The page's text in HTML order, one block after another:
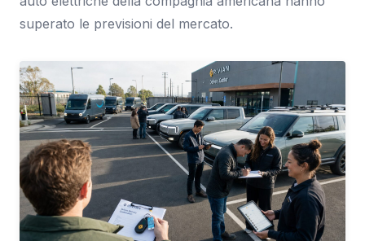
superato le previsioni del mercato.